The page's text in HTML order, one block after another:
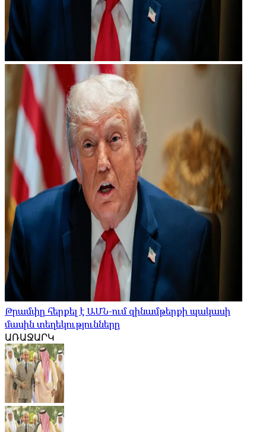
Թրամփը հերքել է ԱՄՆ-ում զինամթերքի պակասի
մասին տեղեկությունները
ԱՌԱՋԱՐԿ